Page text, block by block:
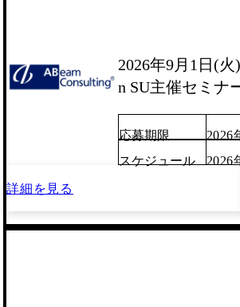
2026年9月1日(火
n SU主催セミナ
応募期限
2026
スケジュール
2026
詳細を見る